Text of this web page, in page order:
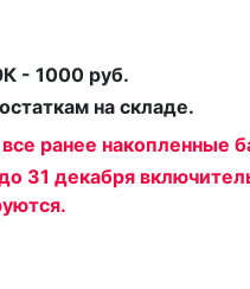
- 1000 руб.
на складе.
ранее накопленные
31 декабря